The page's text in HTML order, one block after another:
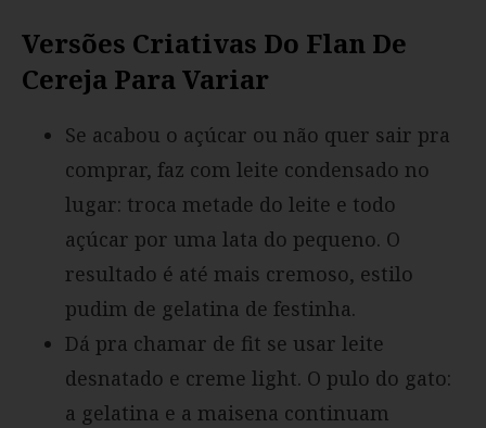
Versões Criativas Do Flan De
Cereja Para Variar
Se acabou o açúcar ou não quer sair pra
comprar, faz com leite condensado no
lugar: troca metade do leite e todo
açúcar por uma lata do pequeno. O
resultado é até mais cremoso, estilo
pudim de gelatina de festinha.
Dá pra chamar de fit se usar leite
desnatado e creme light. O pulo do gato:
a gelatina e a maisena continuam